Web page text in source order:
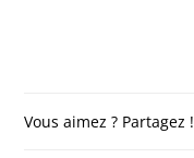
Vous aimez ? Partagez !